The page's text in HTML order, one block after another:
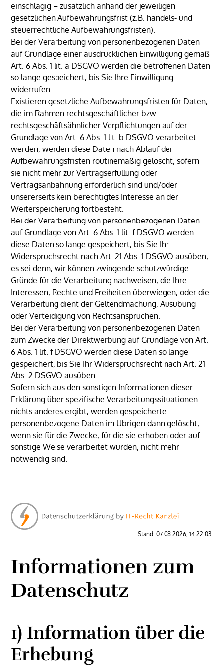
einschlägig – zusätzlich anhand der jeweiligen
gesetzlichen Aufbewahrungsfrist (z.B. handels- und
steuerrechtliche Aufbewahrungsfristen).
Bei der Verarbeitung von personenbezogenen Daten
auf Grundlage einer ausdrücklichen Einwilligung gemäß
Art. 6 Abs. 1 lit. a DSGVO werden die betroffenen Daten
so lange gespeichert, bis Sie Ihre Einwilligung
widerrufen.
Existieren gesetzliche Aufbewahrungsfristen für Daten,
die im Rahmen rechtsgeschäftlicher bzw.
rechtsgeschäftsähnlicher Verpflichtungen auf der
Grundlage von Art. 6 Abs. 1 lit. b DSGVO verarbeitet
werden, werden diese Daten nach Ablauf der
Aufbewahrungsfristen routinemäßig gelöscht, sofern
sie nicht mehr zur Vertragserfüllung oder
Vertragsanbahnung erforderlich sind und/oder
unsererseits kein berechtigtes Interesse an der
Weiterspeicherung fortbesteht.
Bei der Verarbeitung von personenbezogenen Daten
auf Grundlage von Art. 6 Abs. 1 lit. f DSGVO werden
diese Daten so lange gespeichert, bis Sie Ihr
Widerspruchsrecht nach Art. 21 Abs. 1 DSGVO ausüben,
es sei denn, wir können zwingende schutzwürdige
Gründe für die Verarbeitung nachweisen, die Ihre
Interessen, Rechte und Freiheiten überwiegen, oder die
Verarbeitung dient der Geltendmachung, Ausübung
oder Verteidigung von Rechtsansprüchen.
Bei der Verarbeitung von personenbezogenen Daten
zum Zwecke der Direktwerbung auf Grundlage von Art.
6 Abs. 1 lit. f DSGVO werden diese Daten so lange
gespeichert, bis Sie Ihr Widerspruchsrecht nach Art. 21
Abs. 2 DSGVO ausüben.
Sofern sich aus den sonstigen Informationen dieser
Erklärung über spezifische Verarbeitungssituationen
nichts anderes ergibt, werden gespeicherte
personenbezogene Daten im Übrigen dann gelöscht,
wenn sie für die Zwecke, für die sie erhoben oder auf
sonstige Weise verarbeitet wurden, nicht mehr
notwendig sind.
Stand: 07.08.2026, 14:22:03
Informationen zum
Datenschutz
1) Information über die
Erhebung